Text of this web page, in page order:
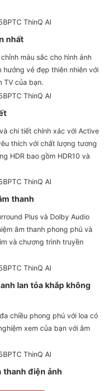
nhất
màu sắc cho hình ảnh
hưởng vẻ đẹp thiên nhiên với
TV của bạn.
chi tiết chính xác với Active
thích với chất lượng tương
HDR bao gồm HDR10 và
thanh
Plus và Dolby Audio
âm thanh phong phú và
và chương trình truyền
lan tỏa khắp không
chiều phong phú với loa có
xem của bạn với âm
thanh điện ảnh
hát rõ hơn, ngập tràn hơn